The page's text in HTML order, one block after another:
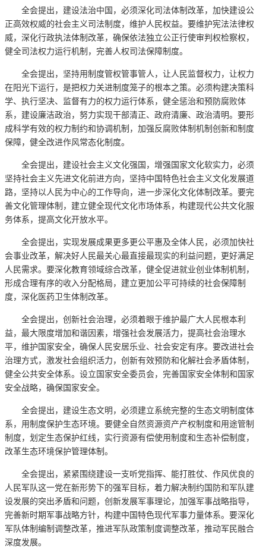
全会提出，建设法治中国，必须深化司法体制改革，加快建设公
正高效权威的社会主义司法制度，维护人民权益。要维护宪法法律权
威，深化行政执法体制改革，确保依法独立公正行使审判权检察权，
健全司法权力运行机制，完善人权司法保障制度。
全会提出，坚持用制度管权管事管人，让人民监督权力，让权力
在阳光下运行，是把权力关进制度笼子的根本之策。必须构建决策科
学、执行坚决、监督有力的权力运行体系，健全惩治和预防腐败体
系，建设廉洁政治，努力实现干部清正、政府清廉、政治清明。要形
成科学有效的权力制约和协调机制，加强反腐败体制机制创新和制度
保障，健全改进作风常态化制度。
全会提出，建设社会主义文化强国，增强国家文化软实力，必须
坚持社会主义先进文化前进方向，坚持中国特色社会主义文化发展道
路，坚持以人民为中心的工作导向，进一步深化文化体制改革。要完
善文化管理体制，建立健全现代文化市场体系，构建现代公共文化服
务体系，提高文化开放水平。
全会提出，实现发展成果更多更公平惠及全体人民，必须加快社
会事业改革，解决好人民最关心最直接最现实的利益问题，更好满足
人民需求。要深化教育领域综合改革，健全促进就业创业体制机制，
形成合理有序的收入分配格局，建立更加公平可持续的社会保障制
度，深化医药卫生体制改革。
全会提出，创新社会治理，必须着眼于维护最广大人民根本利
益，最大限度增加和谐因素，增强社会发展活力，提高社会治理水
平，维护国家安全，确保人民安居乐业、社会安定有序。要改进社会
治理方式，激发社会组织活力，创新有效预防和化解社会矛盾体制，
健全公共安全体系。设立国家安全委员会，完善国家安全体制和国家
安全战略，确保国家安全。
全会提出，建设生态文明，必须建立系统完整的生态文明制度体
系，用制度保护生态环境。要健全自然资源资产产权制度和用途管制
制度，划定生态保护红线，实行资源有偿使用制度和生态补偿制度，
改革生态环境保护管理体制。
全会提出，紧紧围绕建设一支听党指挥、能打胜仗、作风优良的
人民军队这一党在新形势下的强军目标，着力解决制约国防和军队建
设发展的突出矛盾和问题，创新发展军事理论，加强军事战略指导，
完善新时期军事战略方针，构建中国特色现代军事力量体系。要深化
军队体制编制调整改革，推进军队政策制度调整改革，推动军民融合
深度发展。